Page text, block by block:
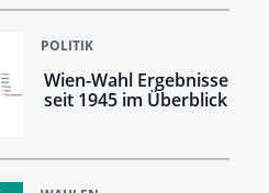
POLITIK
Wien-Wahl Ergebnisse
seit 1945 im Überblick